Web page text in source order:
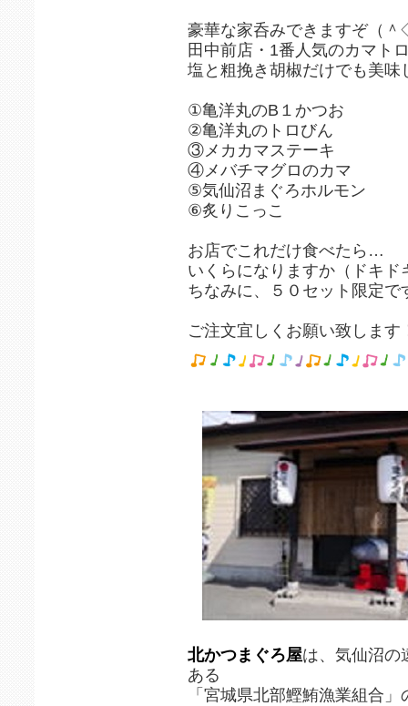
豪華な家呑みできますぞ（
田中前店・1番人気のカマト
塩と粗挽き胡椒だけでも美味
①亀洋丸のB１かつお
②亀洋丸のトロびん
③メカカマステーキ
④メバチマグロのカマ
⑤気仙沼まぐろホルモン
⑥炙りこっこ
お店でこれだけ食べたら…
いくらになりますか（ドキド
ちなみに、５０セット限定で
ご注文宜しくお願い致します
北かつまぐろ屋は、気仙沼の
ある
「宮城県北部鰹鮪漁業組合